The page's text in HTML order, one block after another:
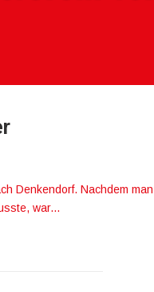
Denkendorf. Nachdem man
war...